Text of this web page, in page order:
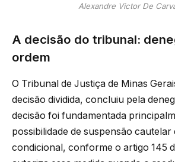
Alexandre Victor De
A decisão do tribunal:
ordem
O Tribunal de Justiça de Minas
decisão dividida, concluiu pela
decisão foi fundamentada
possibilidade de suspensão
condicional, conforme o artigo 145